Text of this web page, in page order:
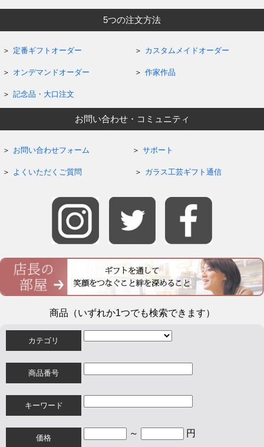
5つの注文方法
定番ギフトオーダー カスタムメイドオーダー
オンデマンドオーダー 作家作品
記念品・大口注文
お問い合わせ・コミュニティ
お問い合わせフォーム サポート
よくいただくご質問 ガラス工芸ギフト通信
商品（いずれか1つでも検索できます）
カテゴリ
商品番号
キーワード
価格 ～ 円